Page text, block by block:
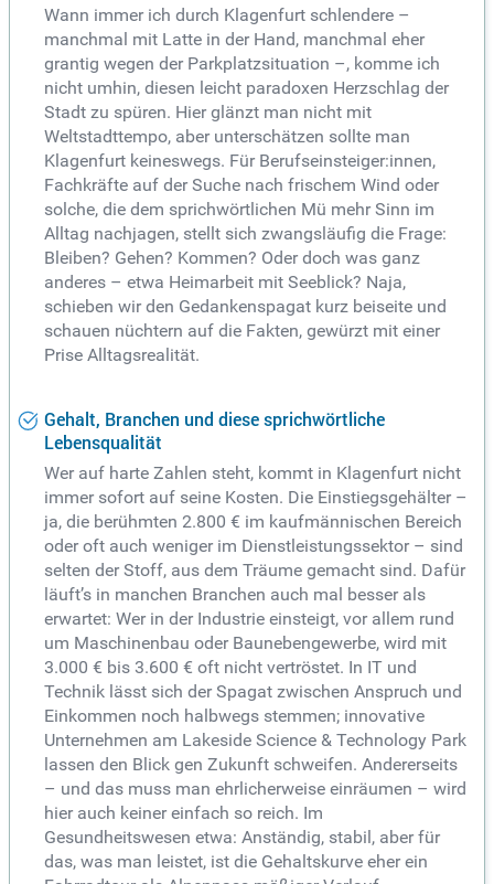
Wann immer ich durch Klagenfurt schlendere –
manchmal mit Latte in der Hand, manchmal eher
grantig wegen der Parkplatzsituation –, komme ich
nicht umhin, diesen leicht paradoxen Herzschlag der
Stadt zu spüren. Hier glänzt man nicht mit
Weltstadttempo, aber unterschätzen sollte man
Klagenfurt keineswegs. Für Berufseinsteiger:innen,
Fachkräfte auf der Suche nach frischem Wind oder
solche, die dem sprichwörtlichen Mü mehr Sinn im
Alltag nachjagen, stellt sich zwangsläufig die Frage:
Bleiben? Gehen? Kommen? Oder doch was ganz
anderes – etwa Heimarbeit mit Seeblick? Naja,
schieben wir den Gedankenspagat kurz beiseite und
schauen nüchtern auf die Fakten, gewürzt mit einer
Prise Alltagsrealität.
Gehalt, Branchen und diese sprichwörtliche
Lebensqualität
Wer auf harte Zahlen steht, kommt in Klagenfurt nicht
immer sofort auf seine Kosten. Die Einstiegsgehälter –
ja, die berühmten 2.800 € im kaufmännischen Bereich
oder oft auch weniger im Dienstleistungssektor – sind
selten der Stoff, aus dem Träume gemacht sind. Dafür
läuft’s in manchen Branchen auch mal besser als
erwartet: Wer in der Industrie einsteigt, vor allem rund
um Maschinenbau oder Baunebengewerbe, wird mit
3.000 € bis 3.600 € oft nicht vertröstet. In IT und
Technik lässt sich der Spagat zwischen Anspruch und
Einkommen noch halbwegs stemmen; innovative
Unternehmen am Lakeside Science & Technology Park
lassen den Blick gen Zukunft schweifen. Andererseits
– und das muss man ehrlicherweise einräumen – wird
hier auch keiner einfach so reich. Im
Gesundheitswesen etwa: Anständig, stabil, aber für
das, was man leistet, ist die Gehaltskurve eher ein